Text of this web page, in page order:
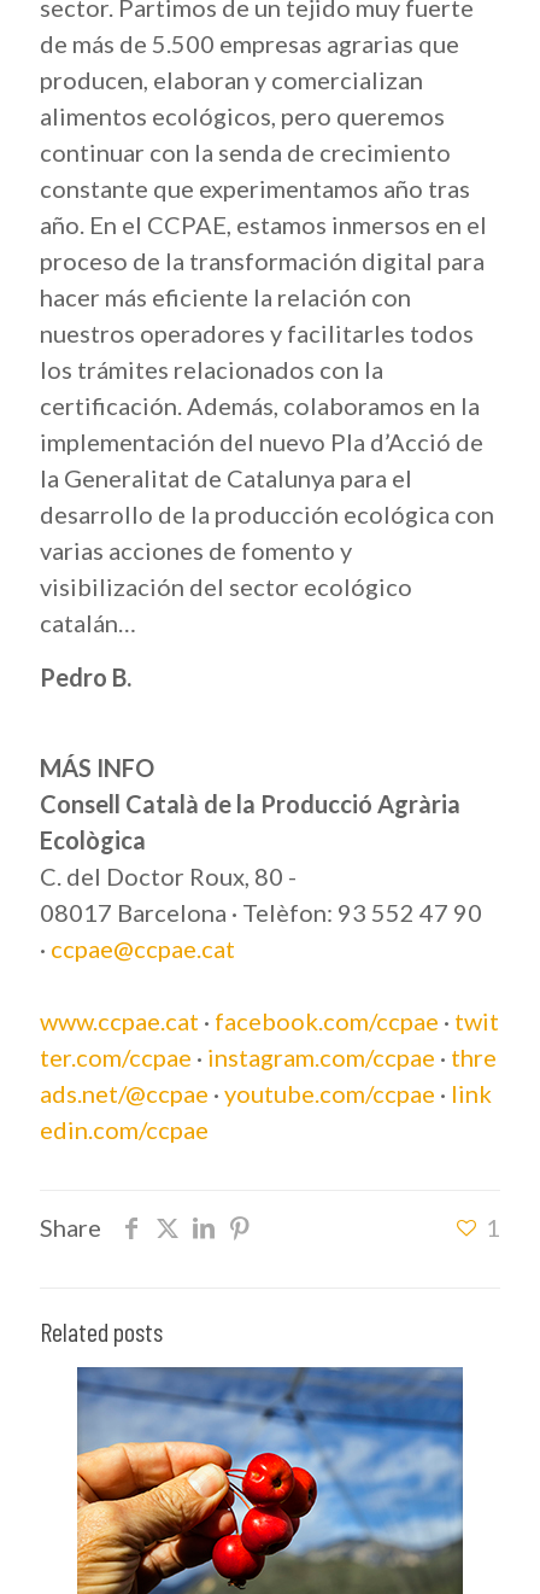
sector. Partimos de un tejido muy fuerte
de más de 5.500 empresas agrarias que
producen, elaboran y comercializan
alimentos ecológicos, pero queremos
continuar con la senda de crecimiento
constante que experimentamos año tras
año. En el CCPAE, estamos inmersos en el
proceso de la transformación digital para
hacer más eficiente la relación con
nuestros operadores y facilitarles todos
los trámites relacionados con la
certificación. Además, colaboramos en la
implementación del nuevo Pla d’Acció de
la Generalitat de Catalunya para el
desarrollo de la producción ecológica con
varias acciones de fomento y
visibilización del sector ecológico
catalán…
Pedro B.
MÁS INFO
Consell Català de la Producció Agrària
Ecològica
C. del Doctor Roux, 80 -
08017 Barcelona · Telèfon: 93 552 47 90
· ccpae@ccpae.cat
www.ccpae.cat · facebook.com/ccpae · twit
ter.com/ccpae · instagram.com/ccpae · thre
ads.net/@ccpae · youtube.com/ccpae · link
edin.com/ccpae
Share 1
Related posts